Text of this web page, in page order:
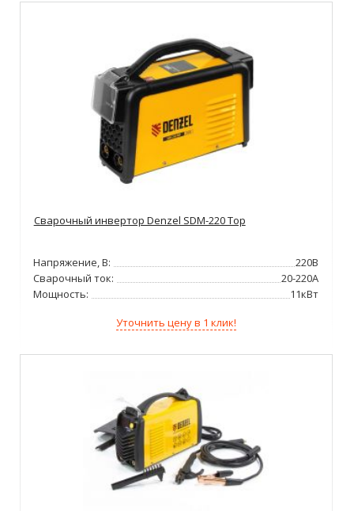
Сварочный инвертор Denzel SDM-220 Top
Напряжение, В:
220В
Сварочный ток:
20-220А
Мощность:
11кВт
Уточнить цену в 1 клик!